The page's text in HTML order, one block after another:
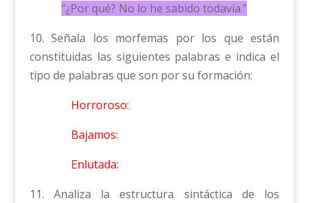
“¿Por qué? No lo he sabido todavía.”
10. Señala los morfemas por los que están
constituidas las siguientes palabras e indica el
tipo de palabras que son por su formación:
Horroroso:
Bajamos:
Enlutada:
11. Analiza la estructura sintáctica de los